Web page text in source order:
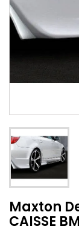
Maxton
CAISSE